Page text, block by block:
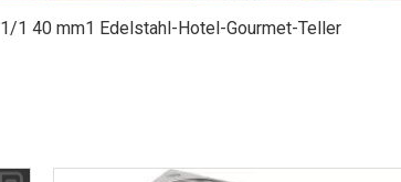
1/1 40 mm1 Edelstahl-Hotel-Gourmet-Teller